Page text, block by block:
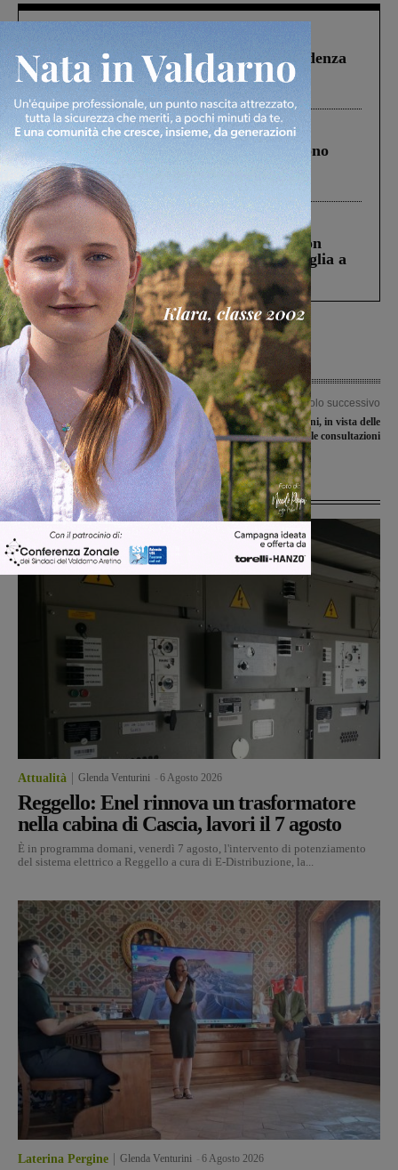
Piscina di Figline finanziata oltre la scadenza
Pnrr, il gruppo di Fratelli d’Italia: “Un
ringraziamento al Governo”
Cronaca 4 Agosto 2026
Un anno fa la strage in A1 in cui morirono
Gianni, Giulia e Franco. Lo schianto, il
processo, lo stop ai sorpassi fra tir....
Cronaca 3 Agosto 2026
Scomparso da una struttura di Castiglion
Fiorentino l’uomo che aveva ucciso la figlia a
Levane nel 2020
Articolo precedente
Truffe on line: i carabinieri
denunciano due persone
Articolo successivo
Cresce San Giovanni, in vista delle
elezioni iniziano le consultazioni
Ultime Notizie
Attualità Glenda Venturini 6 Agosto 2026
Reggello: Enel rinnova un trasformatore
nella cabina di Cascia, lavori il 7 agosto
È in programma domani, venerdì 7 agosto, l'intervento di potenziamento
del sistema elettrico a Reggello a cura di E-Distribuzione, la...
Laterina Pergine Glenda Venturini 6 Agosto 2026